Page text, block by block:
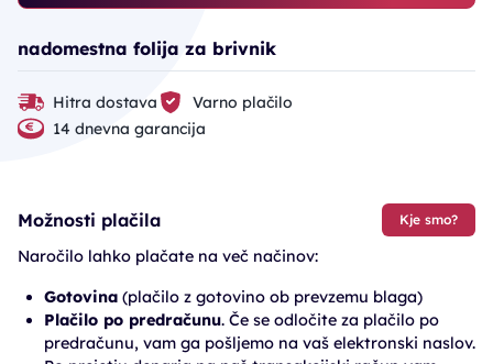
nadomestna folija za brivnik
Hitra dostava
Varno plačilo
14 dnevna garancija
Možnosti plačila Kje smo?
Naročilo lahko plačate na več načinov:
Gotovina (plačilo z gotovino ob prevzemu blaga)
Plačilo po predračunu. Če se odločite za plačilo po
predračunu, vam ga pošljemo na vaš elektronski naslov.